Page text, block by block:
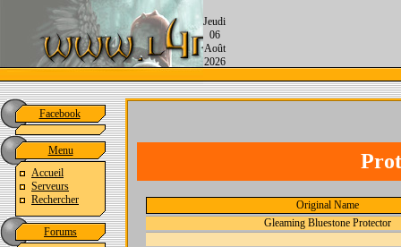
Jeudi
06
Août
2026
Facebook
Menu
Accueil
Serveurs
Rechercher
Forums
Original Name
Gleaming Bluestone Protector